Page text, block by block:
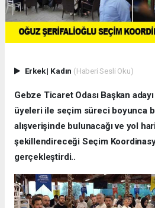
Erkek| Kadın (Haberi Sesli Oku)
Gebze Ticaret Odası Başkan
üyeleri ile seçim süreci boyunca
alışverişinde bulunacağı ve yol
şekillendireceği Seçim
gerçekleştirdi..